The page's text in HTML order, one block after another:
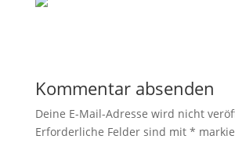
Kommentar absenden
Deine E-Mail-Adresse wird nicht
Erforderliche Felder sind mit *